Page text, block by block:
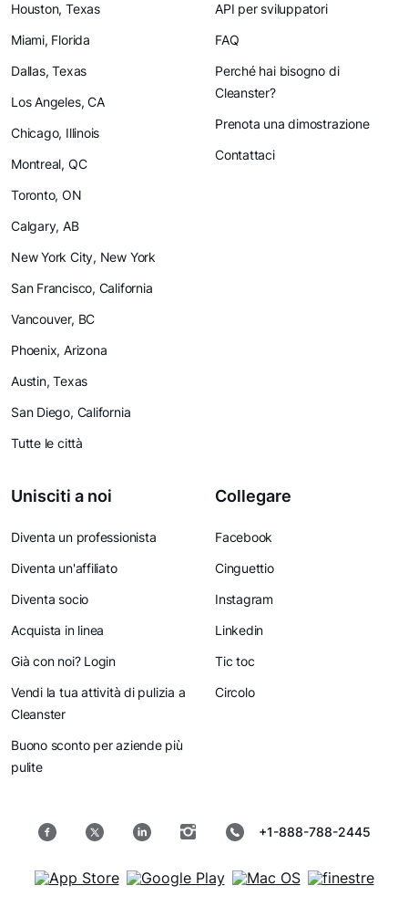
Houston, Texas
Miami, Florida
Dallas, Texas
Los Angeles, CA
Chicago, Illinois
Montreal, QC
Toronto, ON
Calgary, AB
New York City, New York
San Francisco, California
Vancouver, BC
Phoenix, Arizona
Austin, Texas
San Diego, California
Tutte le città
API per sviluppatori
FAQ
Perché hai bisogno di
Cleanster?
Prenota una dimostrazione
Contattaci
Unisciti a noi
Diventa un professionista
Diventa un'affiliato
Diventa socio
Acquista in linea
Già con noi? Login
Vendi la tua attività di pulizia a
Cleanster
Buono sconto per aziende più
pulite
Collegare
Facebook
Cinguettio
Instagram
Linkedin
Tic toc
Circolo
+1-888-788-2445